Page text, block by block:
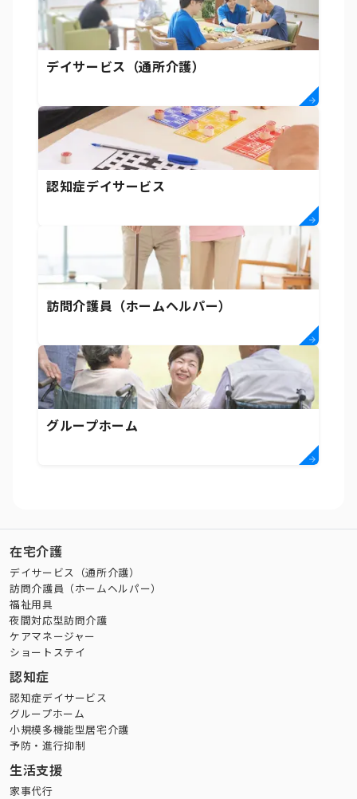
デイサービス（通所介護）
認知症デイサービス
訪問介護員（ホームヘルパー）
グループホーム
在宅介護
デイサービス（通所介護）
訪問介護員（ホームヘルパー）
福祉用具
夜間対応型訪問介護
ケアマネージャー
ショートステイ
認知症
認知症デイサービス
グループホーム
小規模多機能型居宅介護
予防・進行抑制
生活支援
家事代行